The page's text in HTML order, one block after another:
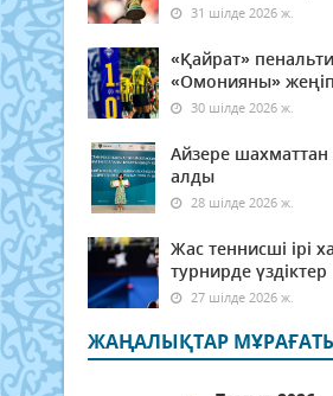
31 шілде 2026 ж.
«Қайрат»
«Омонияны»
30 шілде 2026 ж.
Айзере шахматтан
алды
28 шілде 2026 ж.
Жас теннисші ірі
турнирде үздіктер
27 шілде 2026 ж.
ЖАҢАЛЫҚТАР